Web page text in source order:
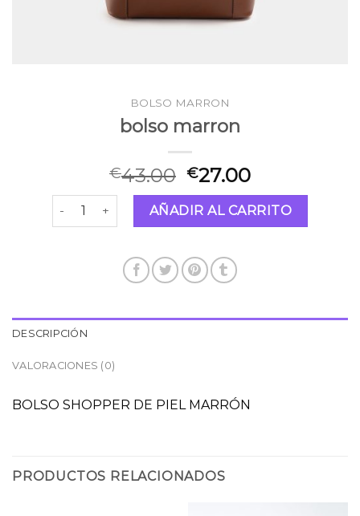
BOLSO MARRON
bolso marron
€43.00 €27.00
bolso marron cantidadAÑADIR AL CARRITO
DESCRIPCIÓN
VALORACIONES (0)
BOLSO SHOPPER DE PIEL MARRÓN
PRODUCTOS RELACIONADOS